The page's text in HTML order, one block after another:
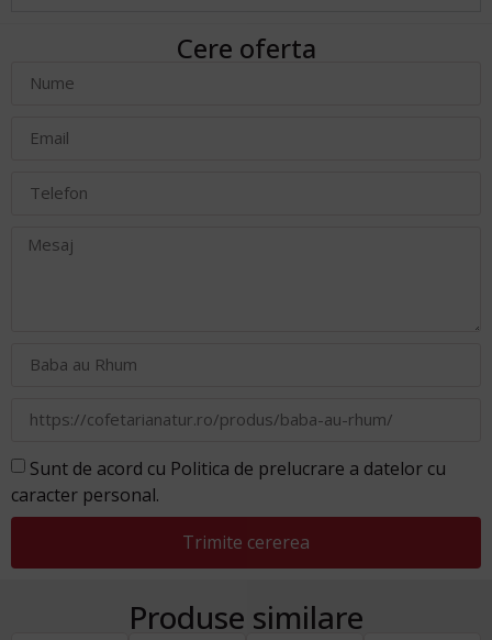
Cere oferta
Sunt de acord cu Politica de prelucrare a datelor cu
caracter personal.
Trimite cererea
Produse similare